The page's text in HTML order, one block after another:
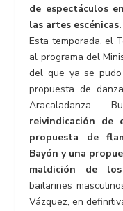
de espectáculos
las artes escénicas.
Esta temporada, el
al programa del
del que ya se
propuesta de
Aracaladanza.
reivindicación de
propuesta de
Bayón y una
maldición de
bailarines
Vázquez, en